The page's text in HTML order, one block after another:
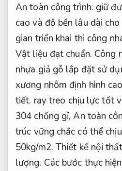
An toàn công trình. giữ
cao và độ bền lâu dài
gian triển khai thi công
Vật liệu đạt chuẩn. Công
nhựa giả gỗ lắp đặt sử
xương nhôm định hình
tiết. ray treo chịu lực tốt
304 chống gỉ,An toàn
trúc vững chắc có thể
50kg/m2. Thiết kế nội
lượng. Các bước thực